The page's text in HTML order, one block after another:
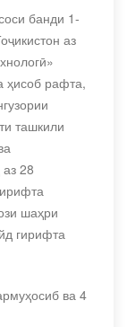
банди 1-
аз
ҳисоб рафта,
ташкили
28
шаҳри
гирифта
ва 4